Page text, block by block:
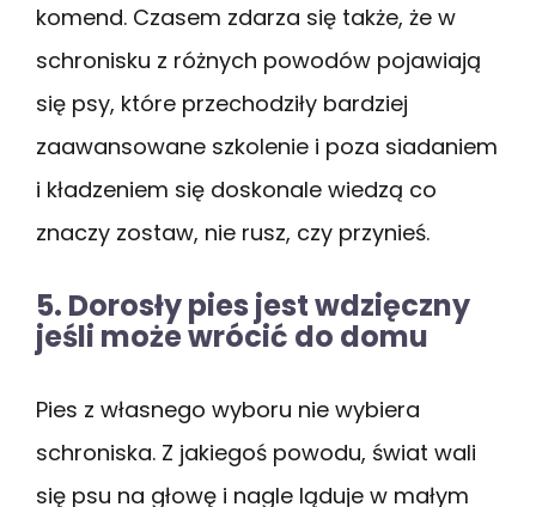
komend. Czasem zdarza się także, że w
schronisku z różnych powodów pojawiają
się psy, które przechodziły bardziej
zaawansowane szkolenie i poza siadaniem
i kładzeniem się doskonale wiedzą co
znaczy zostaw, nie rusz, czy przynieś.
5. Dorosły pies jest wdzięczny
jeśli może wrócić do domu
Pies z własnego wyboru nie wybiera
schroniska. Z jakiegoś powodu, świat wali
się psu na głowę i nagle ląduje w małym